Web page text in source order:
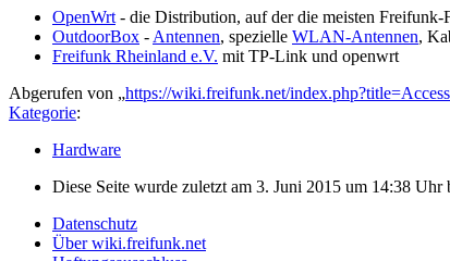
OpenWrt - die Distribution, auf der die meisten Freifunk-
OutdoorBox - Antennen, spezielle WLAN-Antennen,
Freifunk Rheinland e.V. mit TP-Link und openwrt
Abgerufen von „https://wiki.freifunk.net/
Kategorie:
Hardware
Diese Seite wurde zuletzt am 3. Juni 2015 um 14:38 Uhr
Datenschutz
Über wiki.freifunk.net